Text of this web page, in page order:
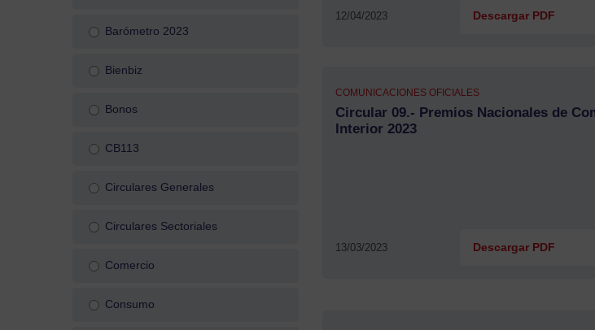
12/04/2023 Descargar PDF
COMUNICACIONES OFICIALES
Circular 09.- Premios Nacionales de
Interior 2023
13/03/2023 Descargar PDF
Barómetro 2023
Bienbiz
Bonos
CB113
Circulares Generales
Circulares Sectoriales
Comercio
Consumo